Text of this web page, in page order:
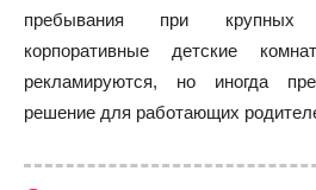
пребывания при крупных
корпоративные детские
рекламируются, но иногда
решение для работающих